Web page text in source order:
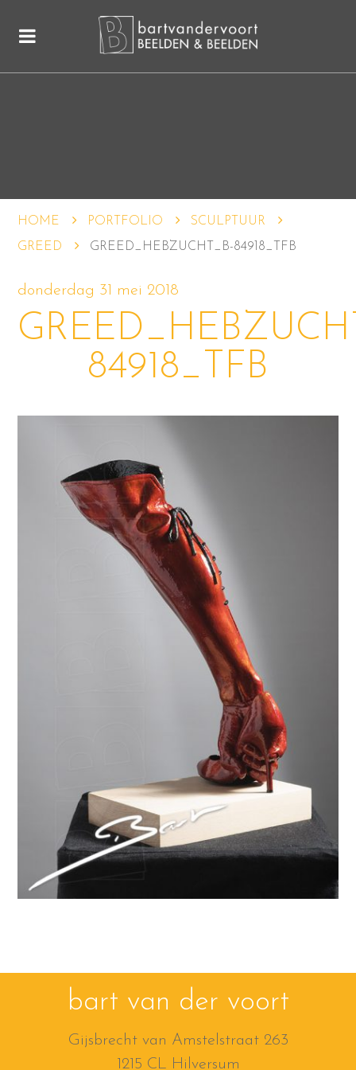
HOME PORTFOLIO
SCULPTUUR
GREED
GREED_HEBZUCHT_B-84918_TFB
donderdag 31 mei 2018
84918_TFB
bart van der voort
Gijsbrecht van Amstelstraat 263
1215 CL Hilversum